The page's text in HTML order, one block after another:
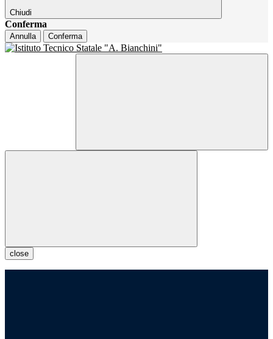
Chiudi
Conferma
Annulla Conferma
close